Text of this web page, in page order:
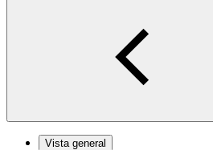
Vista general